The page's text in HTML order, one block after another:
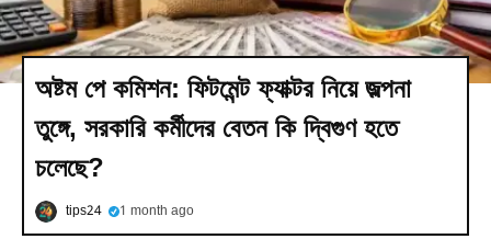
অষ্টম পে কমিশন: ফিটমেন্ট ফ্যাক্টর নিয়ে জল্পনা
তুঙ্গে, সরকারি কর্মীদের বেতন কি দ্বিগুণ হতে
চলেছে?
tips24 1 month ago